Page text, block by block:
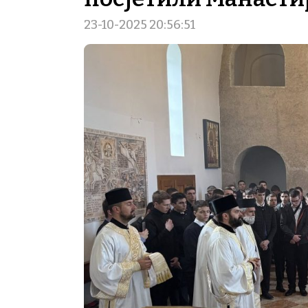
23-10-2025 20:56:51